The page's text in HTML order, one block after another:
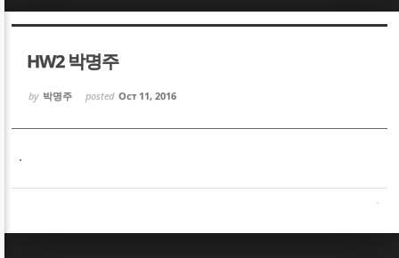
HW2 박명주
by 박명주 posted Oct 11, 2016
.
Sketchbook5, 스케치북5
Sketchbook5, 스케치북5
Sketchbook5, 스케치북5
Sketchbook5, 스케치북5